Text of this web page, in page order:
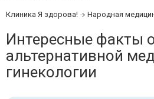
Клиника Я здорова! Народная
Интересные факты
альтернативной
гинекологии